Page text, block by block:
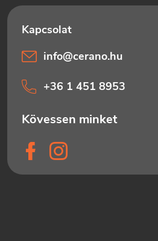
info@cerano.hu
+36 1 451 8953